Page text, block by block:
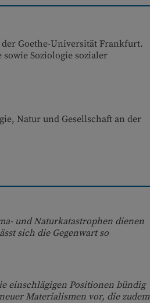
Goethe-Universität Frankfurt.
Soziologie sozialer
Natur und Gesellschaft an der
und Naturkatastrophen dienen
sich die Gegenwart so
einschlägigen Positionen bündig
Materialismen vor, die zudem